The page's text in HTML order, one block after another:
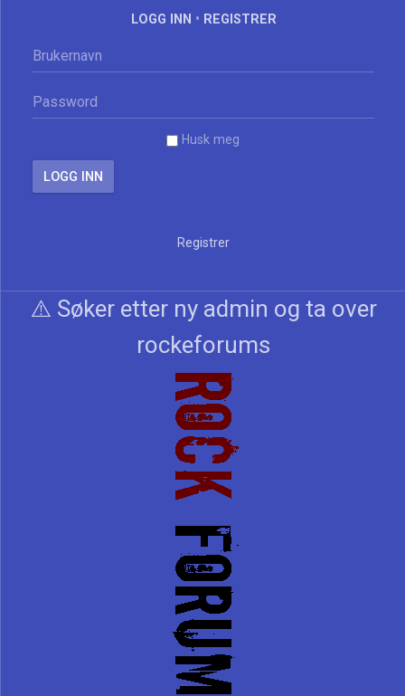
LOGG INN • REGISTRER
Husk meg
Registrer
⚠️ Søker etter ny admin og ta over
rockeforums